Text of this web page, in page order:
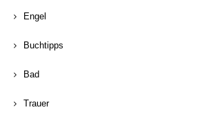
Engel
Buchtipps
Bad
Trauer